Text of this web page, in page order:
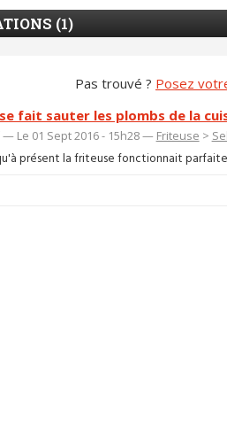
(1)
Pas trouvé ? Posez
fait sauter les plombs de la
— Le 01 Sept 2016 - 15h28 — Friteuse >
présent la friteuse fonctionnait